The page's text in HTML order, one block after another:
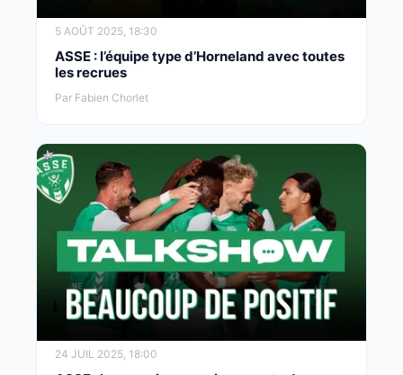
5 AOÛT 2025, 18:30
ASSE : l’équipe type d’Horneland avec toutes
les recrues
Par Fabien Chorlet
24 JUIL 2025, 18:00